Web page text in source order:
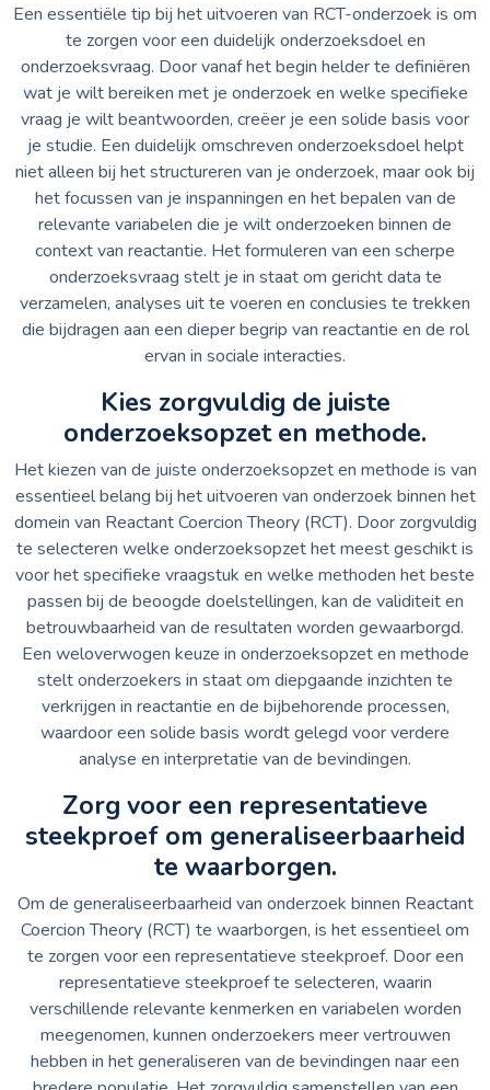
Een essentiële tip bij het uitvoeren van RCT-onderzoek is om
te zorgen voor een duidelijk onderzoeksdoel en
onderzoeksvraag. Door vanaf het begin helder te definiëren
wat je wilt bereiken met je onderzoek en welke specifieke
vraag je wilt beantwoorden, creëer je een solide basis voor
je studie. Een duidelijk omschreven onderzoeksdoel helpt
niet alleen bij het structureren van je onderzoek, maar ook bij
het focussen van je inspanningen en het bepalen van de
relevante variabelen die je wilt onderzoeken binnen de
context van reactantie. Het formuleren van een scherpe
onderzoeksvraag stelt je in staat om gericht data te
verzamelen, analyses uit te voeren en conclusies te trekken
die bijdragen aan een dieper begrip van reactantie en de rol
ervan in sociale interacties.
Kies zorgvuldig de juiste
onderzoeksopzet en methode.
Het kiezen van de juiste onderzoeksopzet en methode is van
essentieel belang bij het uitvoeren van onderzoek binnen het
domein van Reactant Coercion Theory (RCT). Door zorgvuldig
te selecteren welke onderzoeksopzet het meest geschikt is
voor het specifieke vraagstuk en welke methoden het beste
passen bij de beoogde doelstellingen, kan de validiteit en
betrouwbaarheid van de resultaten worden gewaarborgd.
Een weloverwogen keuze in onderzoeksopzet en methode
stelt onderzoekers in staat om diepgaande inzichten te
verkrijgen in reactantie en de bijbehorende processen,
waardoor een solide basis wordt gelegd voor verdere
analyse en interpretatie van de bevindingen.
Zorg voor een representatieve
steekproef om generaliseerbaarheid
te waarborgen.
Om de generaliseerbaarheid van onderzoek binnen Reactant
Coercion Theory (RCT) te waarborgen, is het essentieel om
te zorgen voor een representatieve steekproef. Door een
representatieve steekproef te selecteren, waarin
verschillende relevante kenmerken en variabelen worden
meegenomen, kunnen onderzoekers meer vertrouwen
hebben in het generaliseren van de bevindingen naar een